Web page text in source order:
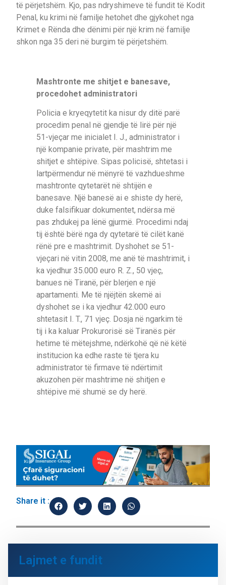
të përjetshëm. Kjo, pas ndryshimeve të fundit të Kodit
Penal, ku krimi në familje hetohet dhe gjykohet nga
Krimet e Rënda dhe dënimi për një krim në familje
shkon nga 35 deri në burgim të përjetshëm.
Mashtronte me shitjet e banesave,
procedohet administratori
Policia e kryeqytetit ka nisur dy ditë parë
procedim penal në gjendje të lirë për një
51-vjeçar me inicialet I. J., administrator i
një kompanie private, për mashtrim me
shitjet e shtëpive. Sipas policisë, shtetasi i
lartpërmendur në mënyrë të vazhdueshme
mashtronte qytetarët në shtijën e
banesave. Një banesë ai e shiste dy herë,
duke falsifikuar dokumentet, ndërsa më
pas zhdukej pa lënë gjurmë. Procedimi ndaj
tij është bërë nga dy qytetarë të cilët kanë
rënë pre e mashtrimit. Dyshohet se 51-
vjeçari në vitin 2008, me anë të mashtrimit, i
ka vjedhur 35.000 euro R. Z., 50 vjeç,
banues në Tiranë, për blerjen e një
apartamenti. Me të njëjtën skemë ai
dyshohet se i ka vjedhur 42.000 euro
shtetasit I. T., 71 vjeç. Dosja në ngarkim të
tij i ka kaluar Prokurorisë së Tiranës për
hetime të mëtejshme, ndërkohë që në këtë
institucion ka edhe raste të tjera ku
administrator të firmave të ndërtimit
akuzohen për mashtrime në shitjen e
shtëpive më shumë se dy herë.
Share it :
Lajmet e fundit